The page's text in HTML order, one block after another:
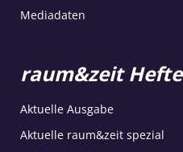
Mediadaten
raum&zeit Hefte
Aktuelle Ausgabe
Aktuelle raum&zeit spezial